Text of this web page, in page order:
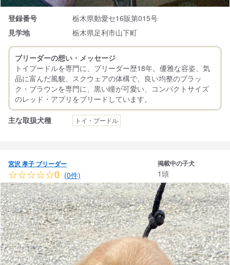
登録番号
栃木県動愛セ16販第015号
見学地
栃木県足利市山下町
ブリーダーの想い・メッセージ
トイプードルを専門に、ブリーダー歴18年。優雅な容姿、気
品に富んだ風貌、スクウェアの体構で、良い均整のブラッ
ク・ブラウンを専門に、黒い瞳が可愛い、コンパクトサイズ
主な取扱犬種 トイ・プードル
宮沢 孝子 ブリーダー
☆☆☆☆☆0 (0件)
掲載中の子犬
1頭